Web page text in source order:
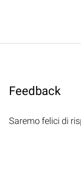
Feedback
Saremo felici di